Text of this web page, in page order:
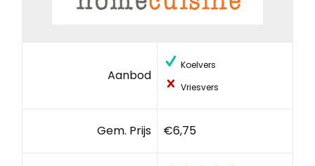
Aanbod
Koelvers
Vriesvers
Gem. Prijs €6,75